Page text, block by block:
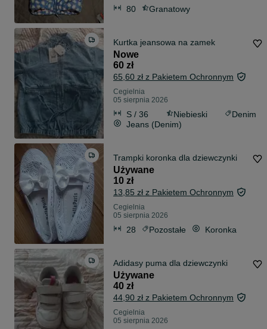
80 Granatowy
Kurtka jeansowa na zamek
Nowe
60 zł
65,60 zł z Pakietem Ochronnym
Cegielnia
05 sierpnia 2026
S / 36 Niebieski
Denim
Jeans (Denim)
Trampki koronka dla dziewczynki
Używane
10 zł
13,85 zł z Pakietem Ochronnym
Cegielnia
05 sierpnia 2026
28 Pozostałe Koronka
Adidasy puma dla dziewczynki
Używane
40 zł
44,90 zł z Pakietem Ochronnym
Cegielnia
05 sierpnia 2026